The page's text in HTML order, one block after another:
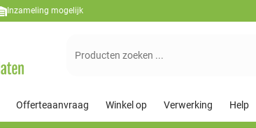
Inzameling mogelijk
Suchen
Offerteaanvraag Winkel op Verwerking Help